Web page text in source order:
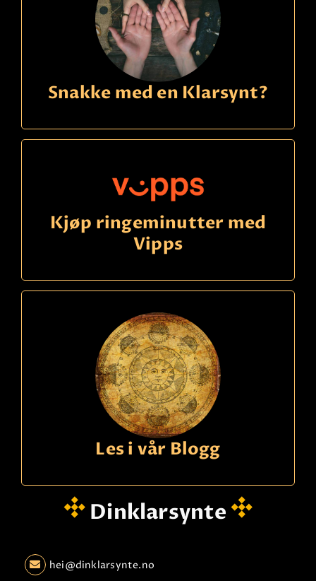
Over 30 års erfaring med Tarot! Jeg ser inn i
fremtiden og kan lese energiene som avslører
intensjoner, følelser og tanker mennesker rundt
deg har. Svensk klarsynt.
21490150
Sara
Populær klarsynt fra Sverige! Over 25 års erfaring.
Sterke krefter og har dyp kontakt til guider og
den andre siden. Ser for deg.
Snakke med en Klarsynt?
Kjøp ringeminutter med
Vipps
Les i vår Blogg
Dinklarsynte
hei@dinklarsynte.no